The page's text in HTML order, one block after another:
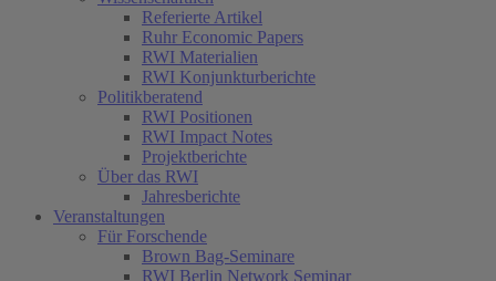
Referierte Artikel
Ruhr Economic Papers
RWI Materialien
RWI Konjunkturberichte
Politikberatend
RWI Positionen
RWI Impact Notes
Projektberichte
Über das RWI
Jahresberichte
Veranstaltungen
Für Forschende
Brown Bag-Seminare
RWI Berlin Network Seminar